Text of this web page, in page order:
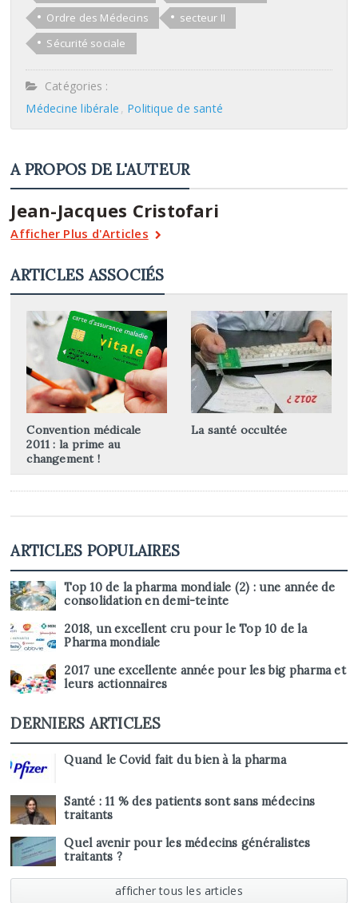
Ordre des Médecins
secteur II
Sécurité sociale
Catégories :
Médecine libérale
Politique de santé
A PROPOS DE L'AUTEUR
Jean-Jacques Cristofari
Afficher Plus d'Articles
ARTICLES ASSOCIÉS
Convention médicale
2011 : la prime au
changement !
La santé occultée
ARTICLES POPULAIRES
Top 10 de la pharma mondiale (2) : une année de
consolidation en demi-teinte
2018, un excellent cru pour le Top 10 de la
Pharma mondiale
2017 une excellente année pour les big pharma et
leurs actionnaires
DERNIERS ARTICLES
Quand le Covid fait du bien à la pharma
Santé : 11 % des patients sont sans médecins
traitants
Quel avenir pour les médecins généralistes
traitants ?
afficher tous les articles